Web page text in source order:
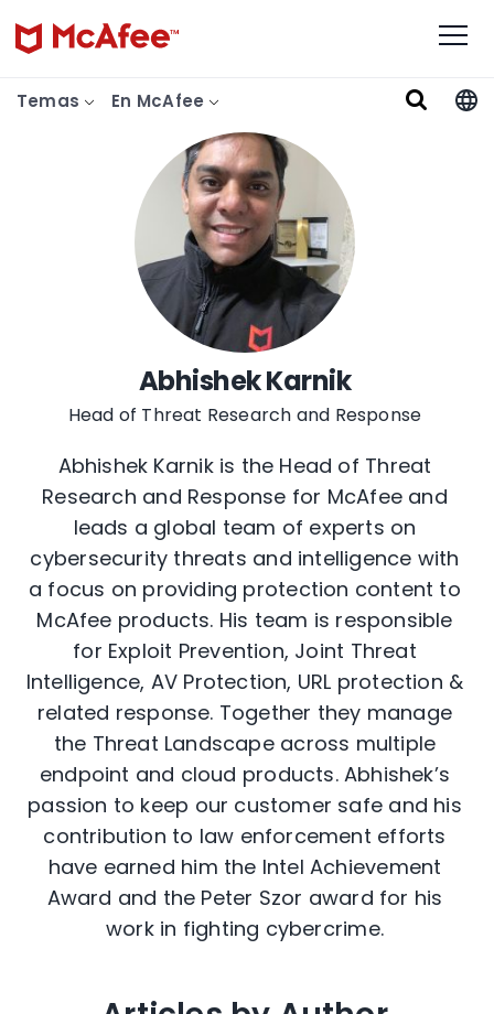
Temas En McAfee
Abhishek Karnik
Head of Threat Research and Response
Abhishek Karnik is the Head of Threat
Research and Response for McAfee and
leads a global team of experts on
cybersecurity threats and intelligence with
a focus on providing protection content to
McAfee products. His team is responsible
for Exploit Prevention, Joint Threat
Intelligence, AV Protection, URL protection &
related response. Together they manage
the Threat Landscape across multiple
endpoint and cloud products. Abhishek’s
passion to keep our customer safe and his
contribution to law enforcement efforts
have earned him the Intel Achievement
Award and the Peter Szor award for his
work in fighting cybercrime.